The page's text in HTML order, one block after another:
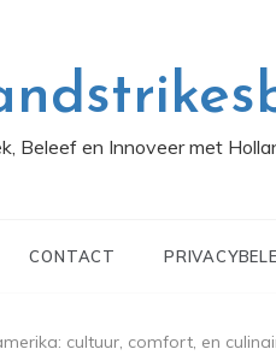
Beleef en Innoveer met
CONTACT
cultuur, comfort, en